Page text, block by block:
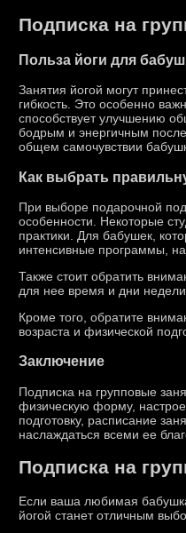
Подписка на
Польза йоги для
Занятия йогой могут
гибкость. Это особенно
способствует улучшению
бодрым и энергичным после
общем самочувствии
Как выбрать
При выборе подарочной
особенности. Некоторые
практики. Для бабушек,
интенсивные программы,
Также стоит обратить
для нее время и дни
Кроме того, обратите
возраста и физической
Заключение
Подписка на групповые
физическую форму,
подготовку, расписание
наслаждаться всеми ее
Подписка на
Если ваша любимая
йогой станет отличным